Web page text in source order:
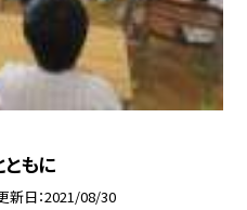
ともに
新日 2021/08/30